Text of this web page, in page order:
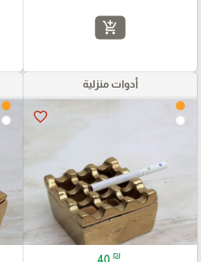
add_shopping_cart
أدوات منزلية
favorite_border
₪